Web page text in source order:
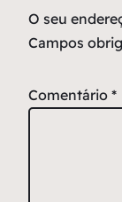
O seu
Campos
Comentário *